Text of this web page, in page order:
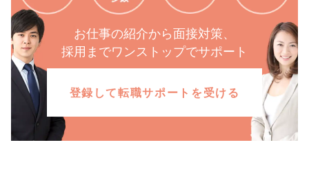
お仕事の紹介から面接対策、
採用までワンストップでサポート
登録して転職サポートを受ける